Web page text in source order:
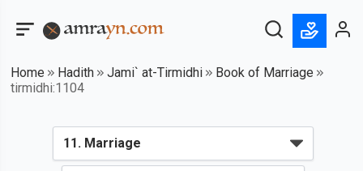
Home Hadith Jami` at-Tirmidhi
Book of Marriage
tirmidhi:1104